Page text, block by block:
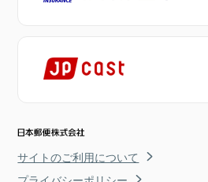
サイトのご利用について